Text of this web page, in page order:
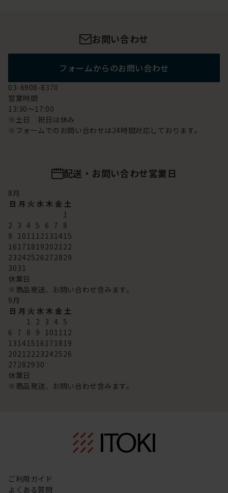
お問い合わせ
フォームからのお問い合わせ
03-6908-8370
営業時間
13:30～17:00
※土日 祝日は休み
※フォームでのお問い合わせは24時間対応しております。
配送・お問い合わせ営業日
8月
日 月 火 水 木 金 土
1
2 3 4 5 6 7 8
9 101112131415
16171819202122
23242526272829
3031
休業日
※商品発送、お問い合わせ含みます。
9月
日 月 火 水 木 金 土
1 2 3 4 5
6 7 8 9 101112
13141516171819
20212223242526
27282930
休業日
※商品発送、お問い合わせ含みます。
ご利用ガイド
よくある質問